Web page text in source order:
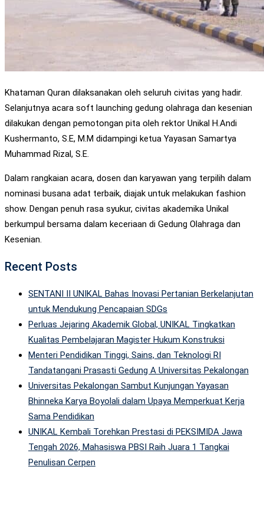
Khataman Quran dilaksanakan oleh seluruh civitas yang hadir.
Selanjutnya acara soft launching gedung olahraga dan kesenian
dilakukan dengan pemotongan pita oleh rektor Unikal H.Andi
Kushermanto, S.E, M.M didampingi ketua Yayasan Samartya
Muhammad Rizal, S.E.
Dalam rangkaian acara, dosen dan karyawan yang terpilih dalam
nominasi busana adat terbaik, diajak untuk melakukan fashion
show. Dengan penuh rasa syukur, civitas akademika Unikal
berkumpul bersama dalam keceriaan di Gedung Olahraga dan
Kesenian.
Recent Posts
SENTANI II UNIKAL Bahas Inovasi Pertanian Berkelanjutan
untuk Mendukung Pencapaian SDGs
Perluas Jejaring Akademik Global, UNIKAL Tingkatkan
Kualitas Pembelajaran Magister Hukum Konstruksi
Menteri Pendidikan Tinggi, Sains, dan Teknologi RI
Tandatangani Prasasti Gedung A Universitas Pekalongan
Universitas Pekalongan Sambut Kunjungan Yayasan
Bhinneka Karya Boyolali dalam Upaya Memperkuat Kerja
Sama Pendidikan
UNIKAL Kembali Torehkan Prestasi di PEKSIMIDA Jawa
Tengah 2026, Mahasiswa PBSI Raih Juara 1 Tangkai
Penulisan Cerpen